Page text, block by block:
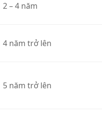
2 – 4 năm
4 năm trở lên
5 năm trở lên